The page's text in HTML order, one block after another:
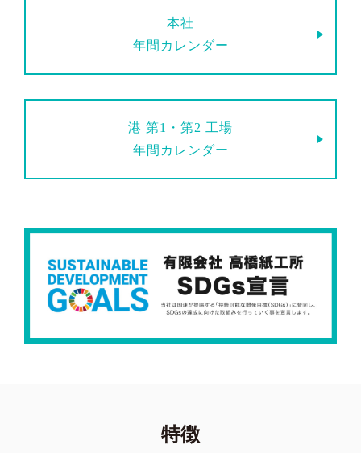
本社
年間カレンダー
港 第1・第2 工場
年間カレンダー
特徴